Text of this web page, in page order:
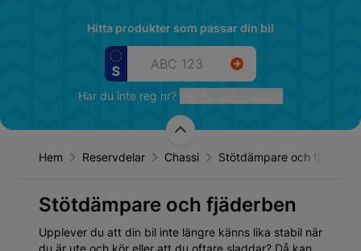
Hitta produkter som passar din bil
Har du inte reg nr?
Hem Reservdelar Chassi Stötdämpare och fjädring
Stötdämpare och fjäderben
Upplever du att din bil inte längre känns lika stabil när
du är ute och kör eller att du oftare sladdar? Då kan